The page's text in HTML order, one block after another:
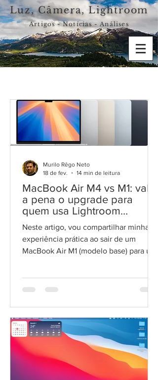
Luz, Câmera, Lightroom
Artigos - Notícias - Análises
MacBook Air M4 vs M1: vale
a pena o upgrade para
quem usa Lightroom
Classic?
Neste artigo, vou compartilhar minha
experiência prática ao sair de um
MacBook Air M1 (modelo base) para um
no desempenho dentro do Lightroom
notebook, apresento testes objetivos
envolvendo tarefas reais do dia a dia,
como criação de visualizações,
exportação de fotos e redução de ruído
por IA.
Murilo Rêgo Neto
18 de fev.
14 min de leitura